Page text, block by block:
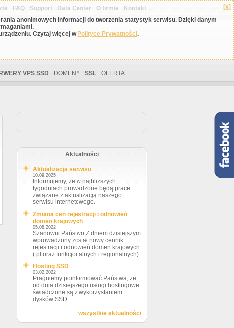
[x]
anonimowych informacji do tworzenia statystyk serwisu. Dzięki danym
Czytaj więcej w Polityce Prywatności.
FAQ Support Data Center O firmie Kontakt
VPS SSD DOMENY SSL OFERTA
Aktualności
Aktualizacja serwisu
10.09.2025
Informujemy, że w najbliższych
tygodniach prowadzone będą prace
związane z aktualizacją naszego
serwisu internetowego.
Zmiana cen rejestracji i odnowień
domen krajowych
05.08.2022
Szanowni Państwo,Z dniem dzisiejszym
wprowadzony został nowy cennik
rejestracji i odnowień domen krajowych
(.pl oraz funkcjonalnych i regionalnych).
Hosting SSD
03.02.2022
Pragniemy poinformować Państwa, że
od dnia dzisiejszego usługi hostingowe
świadczone są z wykorzystaniem
dysków SSD.
wszystkie aktualności